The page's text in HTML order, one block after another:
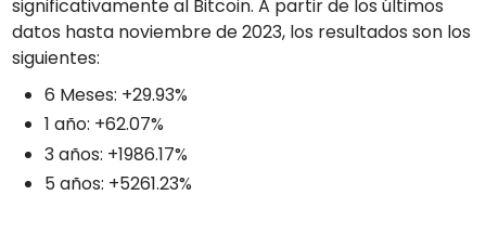
significativamente al Bitcoin. A partir de los últimos
datos hasta noviembre de 2023, los resultados son los
siguientes:
6 Meses: +29.93%
1 año: +62.07%
3 años: +1986.17%
5 años: +5261.23%